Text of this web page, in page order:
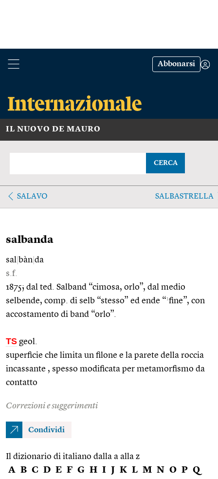
Abbonarsi
IL NUOVO DE MAURO
CERCA
SALAVO SALBASTRELLA
salbanda
sal bàn da
s.f.
1875; dal ted. Salband “cimosa, orlo”, dal medio
selbende, comp. di selb “stesso” ed ende “1fine”, con
accostamento di band “orlo”.
TS geol.
superficie che limita un filone e la parete della roccia
incassante , spesso modificata per metamorfismo da
contatto
Correzioni e suggerimenti
Condividi
Il dizionario di italiano dalla a alla z
A B C D E F G H I J K L M N O P Q